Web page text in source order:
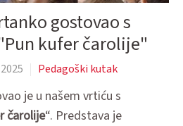
gostovao s
kufer čarolije"
Pedagoški kutak
je u našem vrtiću s
čarolije“. Predstava je